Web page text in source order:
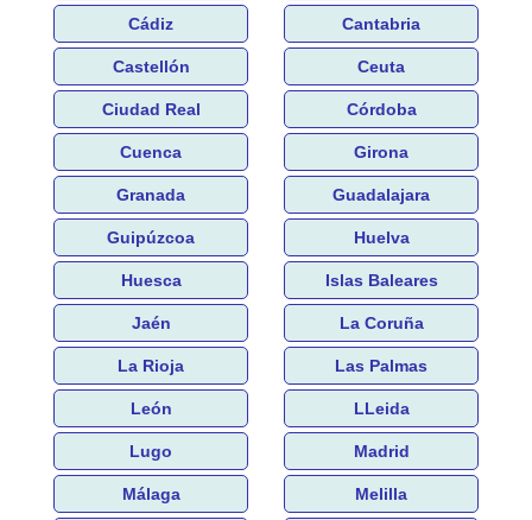
Cádiz Cantabria
Castellón Ceuta
Ciudad Real Córdoba
Cuenca Girona
Granada Guadalajara
Guipúzcoa Huelva
Huesca Islas Baleares
Jaén La Coruña
La Rioja Las Palmas
León LLeida
Lugo Madrid
Málaga Melilla